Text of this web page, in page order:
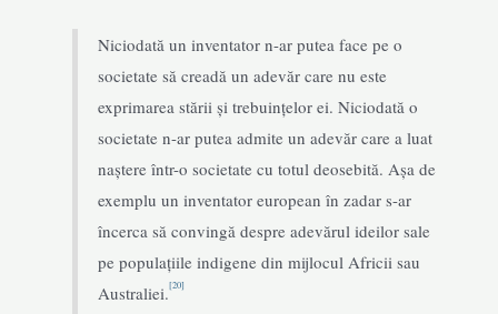
Niciodată un inventator n-ar putea face pe o
societate să creadă un adevăr care nu este
exprimarea stării și trebuințelor ei. Niciodată o
societate n-ar putea admite un adevăr care a luat
naștere într-o societate cu totul deosebită. Așa de
exemplu un inventator european în zadar s-ar
încerca să convingă despre adevărul ideilor sale
pe populațiile indigene din mijlocul Africii sau
Australiei.[20]